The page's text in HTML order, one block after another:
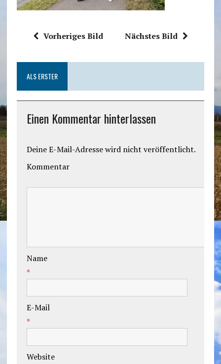
Vorheriges Bild Nächstes Bild
ALS ERSTER
Einen Kommentar hinterlassen
Deine E-Mail-Adresse wird nicht veröffentlicht.
Kommentar
Name
*
E-Mail
*
Website